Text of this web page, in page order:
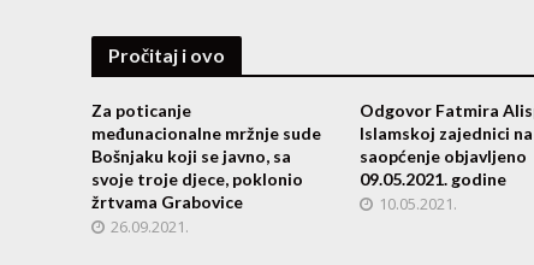
Pročitaj i ovo
Za poticanje
međunacionalne mržnje sude
Bošnjaku koji se javno, sa
svoje troje djece, poklonio
žrtvama Grabovice
26.09.2021.
Odgovor Fatmira
Islamskoj zajednici na
saopćenje objavljeno
09.05.2021. godine
10.05.2021.